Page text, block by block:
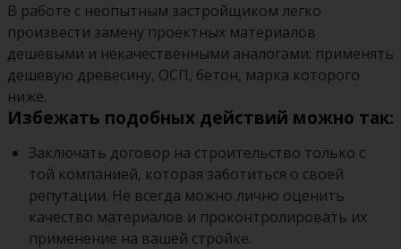
В работе с неопытным застройщиком легко
произвести замену проектных материалов
дешевыми и некачественными аналогами: применять
дешевую древесину, ОСП, бетон, марка которого
ниже.
Избежать подобных действий можно так:
Заключать договор на строительство только с
той компанией, которая заботиться о своей
репутации. Не всегда можно лично оценить
качество материалов и проконтролировать их
применение на вашей стройке.